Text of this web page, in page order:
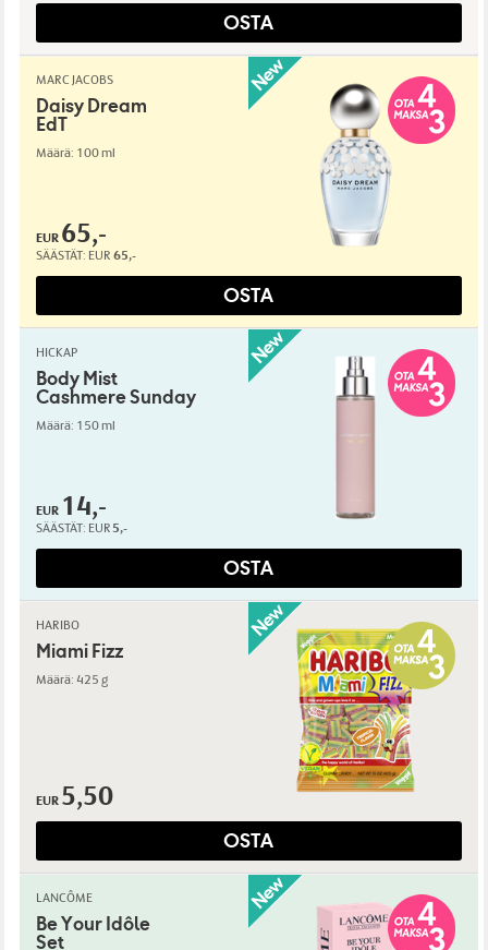
OSTA
MARC JACOBS
Daisy Dream
EdT
Määrä: 100 ml
EUR 65,-
SÄÄSTÄT: EUR 65,-
OSTA
HICKAP
Body Mist
Cashmere Sunday
Määrä: 150 ml
EUR 14,-
SÄÄSTÄT: EUR 5,-
OSTA
HARIBO
Miami Fizz
Määrä: 425 g
EUR 5,50
OSTA
LANCÔME
Be Your Idôle
Set